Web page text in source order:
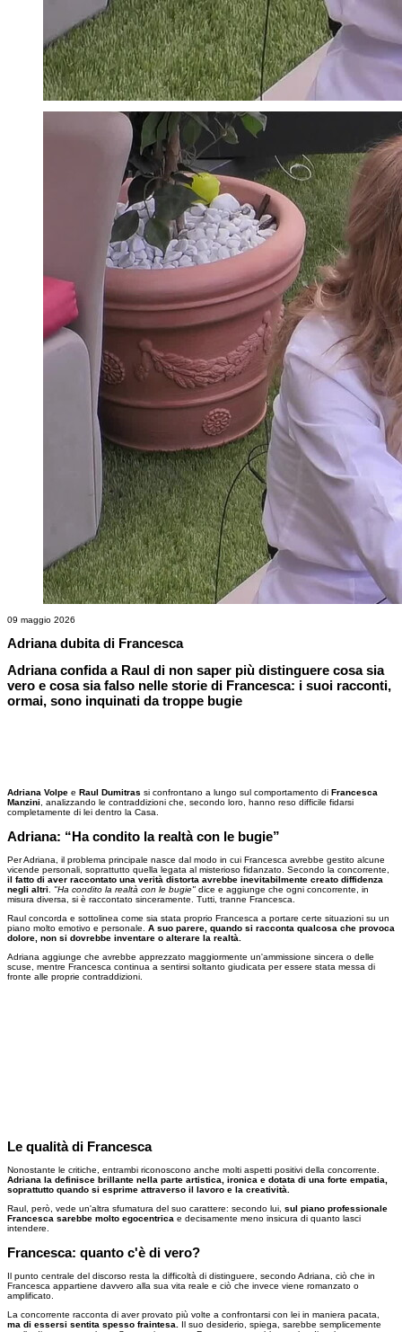
09 maggio 2026
Adriana dubita di Francesca
Adriana confida a Raul di non saper più distinguere cosa sia
vero e cosa sia falso nelle storie di Francesca: i suoi racconti,
ormai, sono inquinati da troppe bugie
Adriana Volpe e Raul Dumitras si confrontano a lungo sul comportamento di Francesca
Manzini, analizzando le contraddizioni che, secondo loro, hanno reso difficile fidarsi
completamente di lei dentro la Casa.
Adriana: “Ha condito la realtà con le bugie”
Per Adriana, il problema principale nasce dal modo in cui Francesca avrebbe gestito alcune
vicende personali, soprattutto quella legata al misterioso fidanzato. Secondo la concorrente,
il fatto di aver raccontato una verità distorta avrebbe inevitabilmente creato diffidenza
negli altri
"Ha condito la realtà con le bugie" dice e aggiunge che ogni concorrente, in
misura diversa, si è raccontato sinceramente. Tutti, tranne Francesca.
Raul concorda e sottolinea come sia stata proprio Francesca a portare certe situazioni su un
piano molto emotivo e personale. A suo parere, quando si racconta qualcosa che provoca
dolore, non si dovrebbe inventare o alterare la realtà.
Adriana aggiunge che avrebbe apprezzato maggiormente un'ammissione sincera o delle
scuse, mentre Francesca continua a sentirsi soltanto giudicata per essere stata messa di
fronte alle proprie contraddizioni.
Le qualità di Francesca
Nonostante le critiche, entrambi riconoscono anche molti aspetti positivi della concorrente.
Adriana la definisce brillante nella parte artistica, ironica e dotata di una forte empatia,
soprattutto quando si esprime attraverso il lavoro e la creatività.
Raul, però, vede un'altra sfumatura del suo carattere: secondo lui, sul piano professionale
Francesca sarebbe molto egocentrica e decisamente meno insicura di quanto lasci
intendere.
Francesca: quanto c'è di vero?
Il punto centrale del discorso resta la difficoltà di distinguere, secondo Adriana, ciò che in
Francesca appartiene davvero alla sua vita reale e ciò che invece viene romanzato o
amplificato.
La concorrente racconta di aver provato più volte a confrontarsi con lei in maniera pacata,
ma di essersi sentita spesso fraintesa.
Il suo desiderio, spiega, sarebbe semplicemente